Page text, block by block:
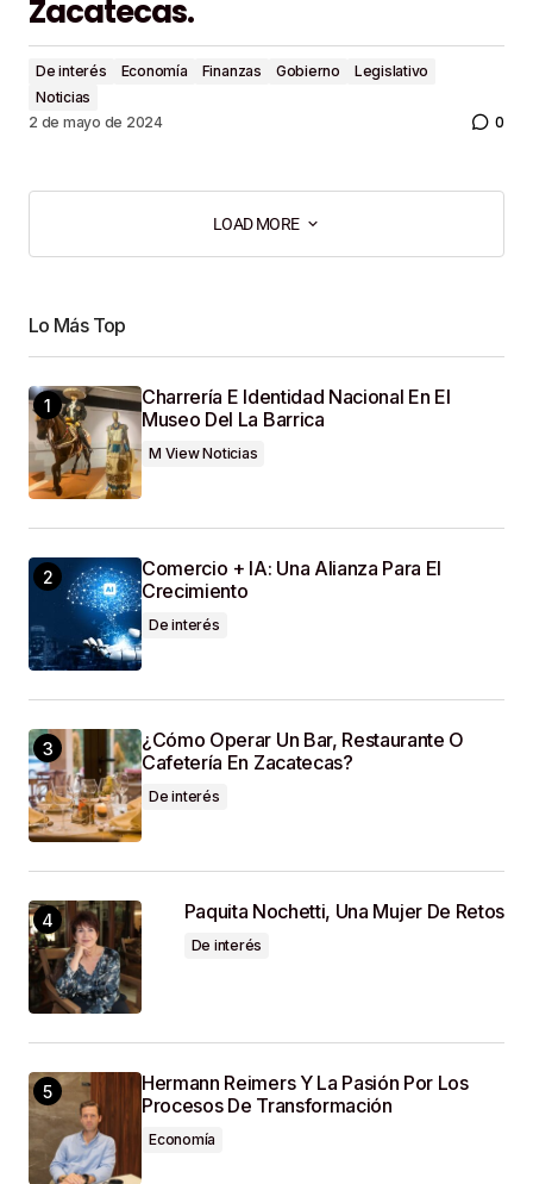
Zacatecas.
De interés Economía Finanzas Gobierno
Legislativo
Noticias
2 de mayo de 2024
0
LOAD MORE
LOAD MORE
Lo Más Top
Charrería E Identidad Nacional En El
Museo Del La Barrica
M View Noticias
Comercio + IA: Una Alianza Para El
Crecimiento
De interés
¿Cómo Operar Un Bar, Restaurante O
Cafetería En Zacatecas?
De interés
Paquita Nochetti, Una Mujer De Retos
De interés
Hermann Reimers Y La Pasión Por Los
Procesos De Transformación
Economía